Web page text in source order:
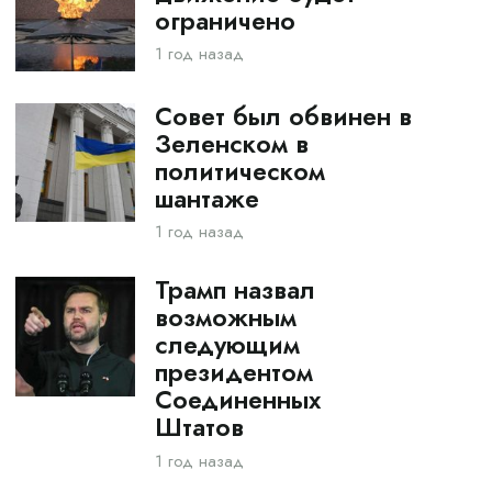
ограничено
1 год назад
Совет был обвинен в
Зеленском в
политическом
шантаже
1 год назад
Трамп назвал
возможным
следующим
президентом
Соединенных
Штатов
1 год назад